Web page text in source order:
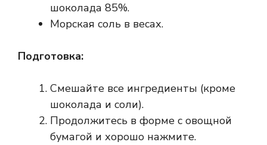
шоколада 85%.
Морская соль в весах.
Подготовка:
Смешайте все ингредиенты (кроме
шоколада и соли).
Продолжитесь в форме с овощной
бумагой и хорошо нажмите.